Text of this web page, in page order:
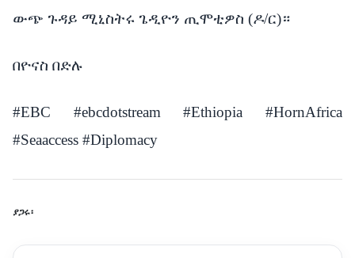
ውጭ ጉዳይ ሚኒስትሩ ጌዲዮን ጢሞቲዎስ (ዶ/ር)።
በዮናስ በድሉ
#EBC #ebcdotstream #Ethiopia #HornAfrica
#Seaaccess #Diplomacy
ያጋሩ፡